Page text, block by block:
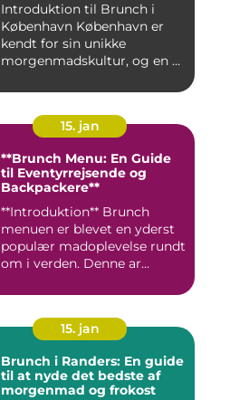
Introduktion til Brunch i
København København er
kendt for sin unikke
morgenmadskultur, og en af
15. jan
**Brunch Menu: En Guide
til Eventyrrejsende og
Backpackere**
**Introduktion** Brunch
menuen er blevet en yderst
populær madoplevelse rundt
om i verden. Denne ar...
15. jan
Brunch i Randers: En guide
til at nyde det bedste af
morgenmad og frokost